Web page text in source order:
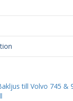
till Volvo 745 &